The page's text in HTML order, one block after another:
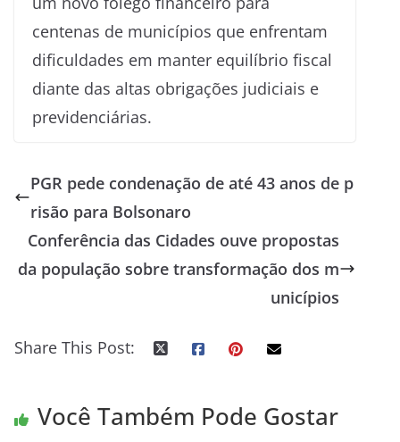
centenas de municípios que enfrentam
dificuldades em manter equilíbrio fiscal
diante das altas obrigações judiciais e
previdenciárias.
PGR pede condenação de até 43 anos de p
risão para Bolsonaro
Conferência das Cidades ouve propostas
da população sobre transformação dos m
unicípios
Share This Post:
Você Também Pode Gostar